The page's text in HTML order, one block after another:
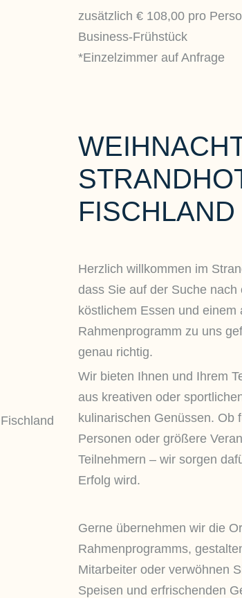
zusätzlich € 108,00 pro
Business-Frühstück
*Einzelzimmer auf Anfrage
FISCHLAND
Herzlich willkommen im
dass Sie auf der Suche
köstlichem Essen und einem
Rahmenprogramm zu uns
genau richtig.
Wir bieten Ihnen und Ihrem
aus kreativen oder
kulinarischen Genüssen. Ob
Personen oder größere
Teilnehmern – wir sorgen
Erfolg wird.
Gerne übernehmen wir die
Rahmenprogramms,
Mitarbeiter oder verwöhnen
Speisen und erfrischenden